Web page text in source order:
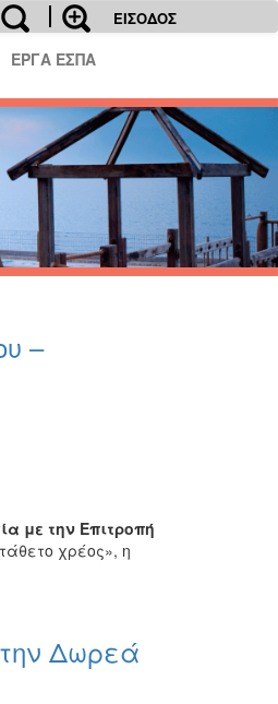
ΕΙΣΟΔΟΣ
ΕΡΓΑ ΕΣΠΑ
–
με την Επιτροπή
χρέος», η
την Δωρεά